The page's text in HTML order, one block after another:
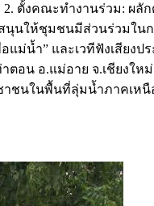
2. ตั้งคณะทำงานร่วม: ผลั
นุนให้ชุมชนมีส่วนร่วมใน
ม่น้ำ” และเวทีฟังเสียงป
ตอน อ.แม่อาย จ.เชียงให
ชนในพื้นที่ลุ่มน้ำภาคเหนื